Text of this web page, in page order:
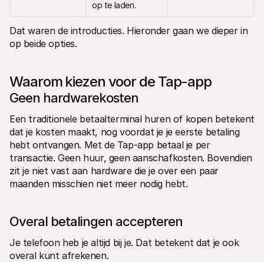
op te laden.
Dat waren de introducties. Hieronder gaan we dieper in
op beide opties.
Waarom kiezen voor de Tap-app
Geen hardwarekosten
Een traditionele betaalterminal huren of kopen betekent
dat je kosten maakt, nog voordat je je eerste betaling
hebt ontvangen. Met de Tap-app betaal je per
transactie. Geen huur, geen aanschafkosten. Bovendien
zit je niet vast aan hardware die je over een paar
maanden misschien niet meer nodig hebt.
Overal betalingen accepteren
Je telefoon heb je altijd bij je. Dat betekent dat je ook
overal kunt afrekenen.